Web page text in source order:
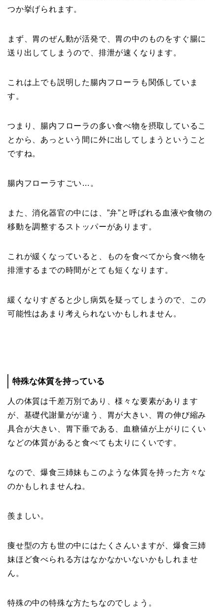
つか挙げられます。
まず、胃のぜん動が活発で、胃の中のものをすぐ腸に
送り出してしまうので、排泄が速くなります。
これは上でも説明した腸内フローラも関係していま
す。
つまり、腸内フローラの多い食べ物を摂取しているこ
とから、あっという間に外に出してしまうということ
ですね。
腸内フローラすごい…。
また、消化器官の中には、”弁”と呼ばれる血液や食物の
移動を調整するストッパーがあります。
これが緩くなっていると、ものを食べてから食べ物を
排泄するまでの時間がとても短くなります。
緩くなりすぎると少し病気を疑ってしまうので、この
可能性はあまり考えられないかもしれません。
特殊な体質を持っている
人の体質は千差万別であり、様々な要素があります
が、基礎代謝量がが違う、胃が大きい、胃の伸び縮み
具合が大きい、胃下垂である、血糖値が上がりにくい
などの体質があると食べても太りにくいです。
なので、爆食三姉妹もこのような体質を持った方々な
のかもしれませんね。
羨ましい。
痩せ型の方も世の中にはたくさんいますが、爆食三姉
妹ほど食べられる方はなかなかいないかもしれませ
ん。
特殊の中の特殊な方たちなのでしょう。